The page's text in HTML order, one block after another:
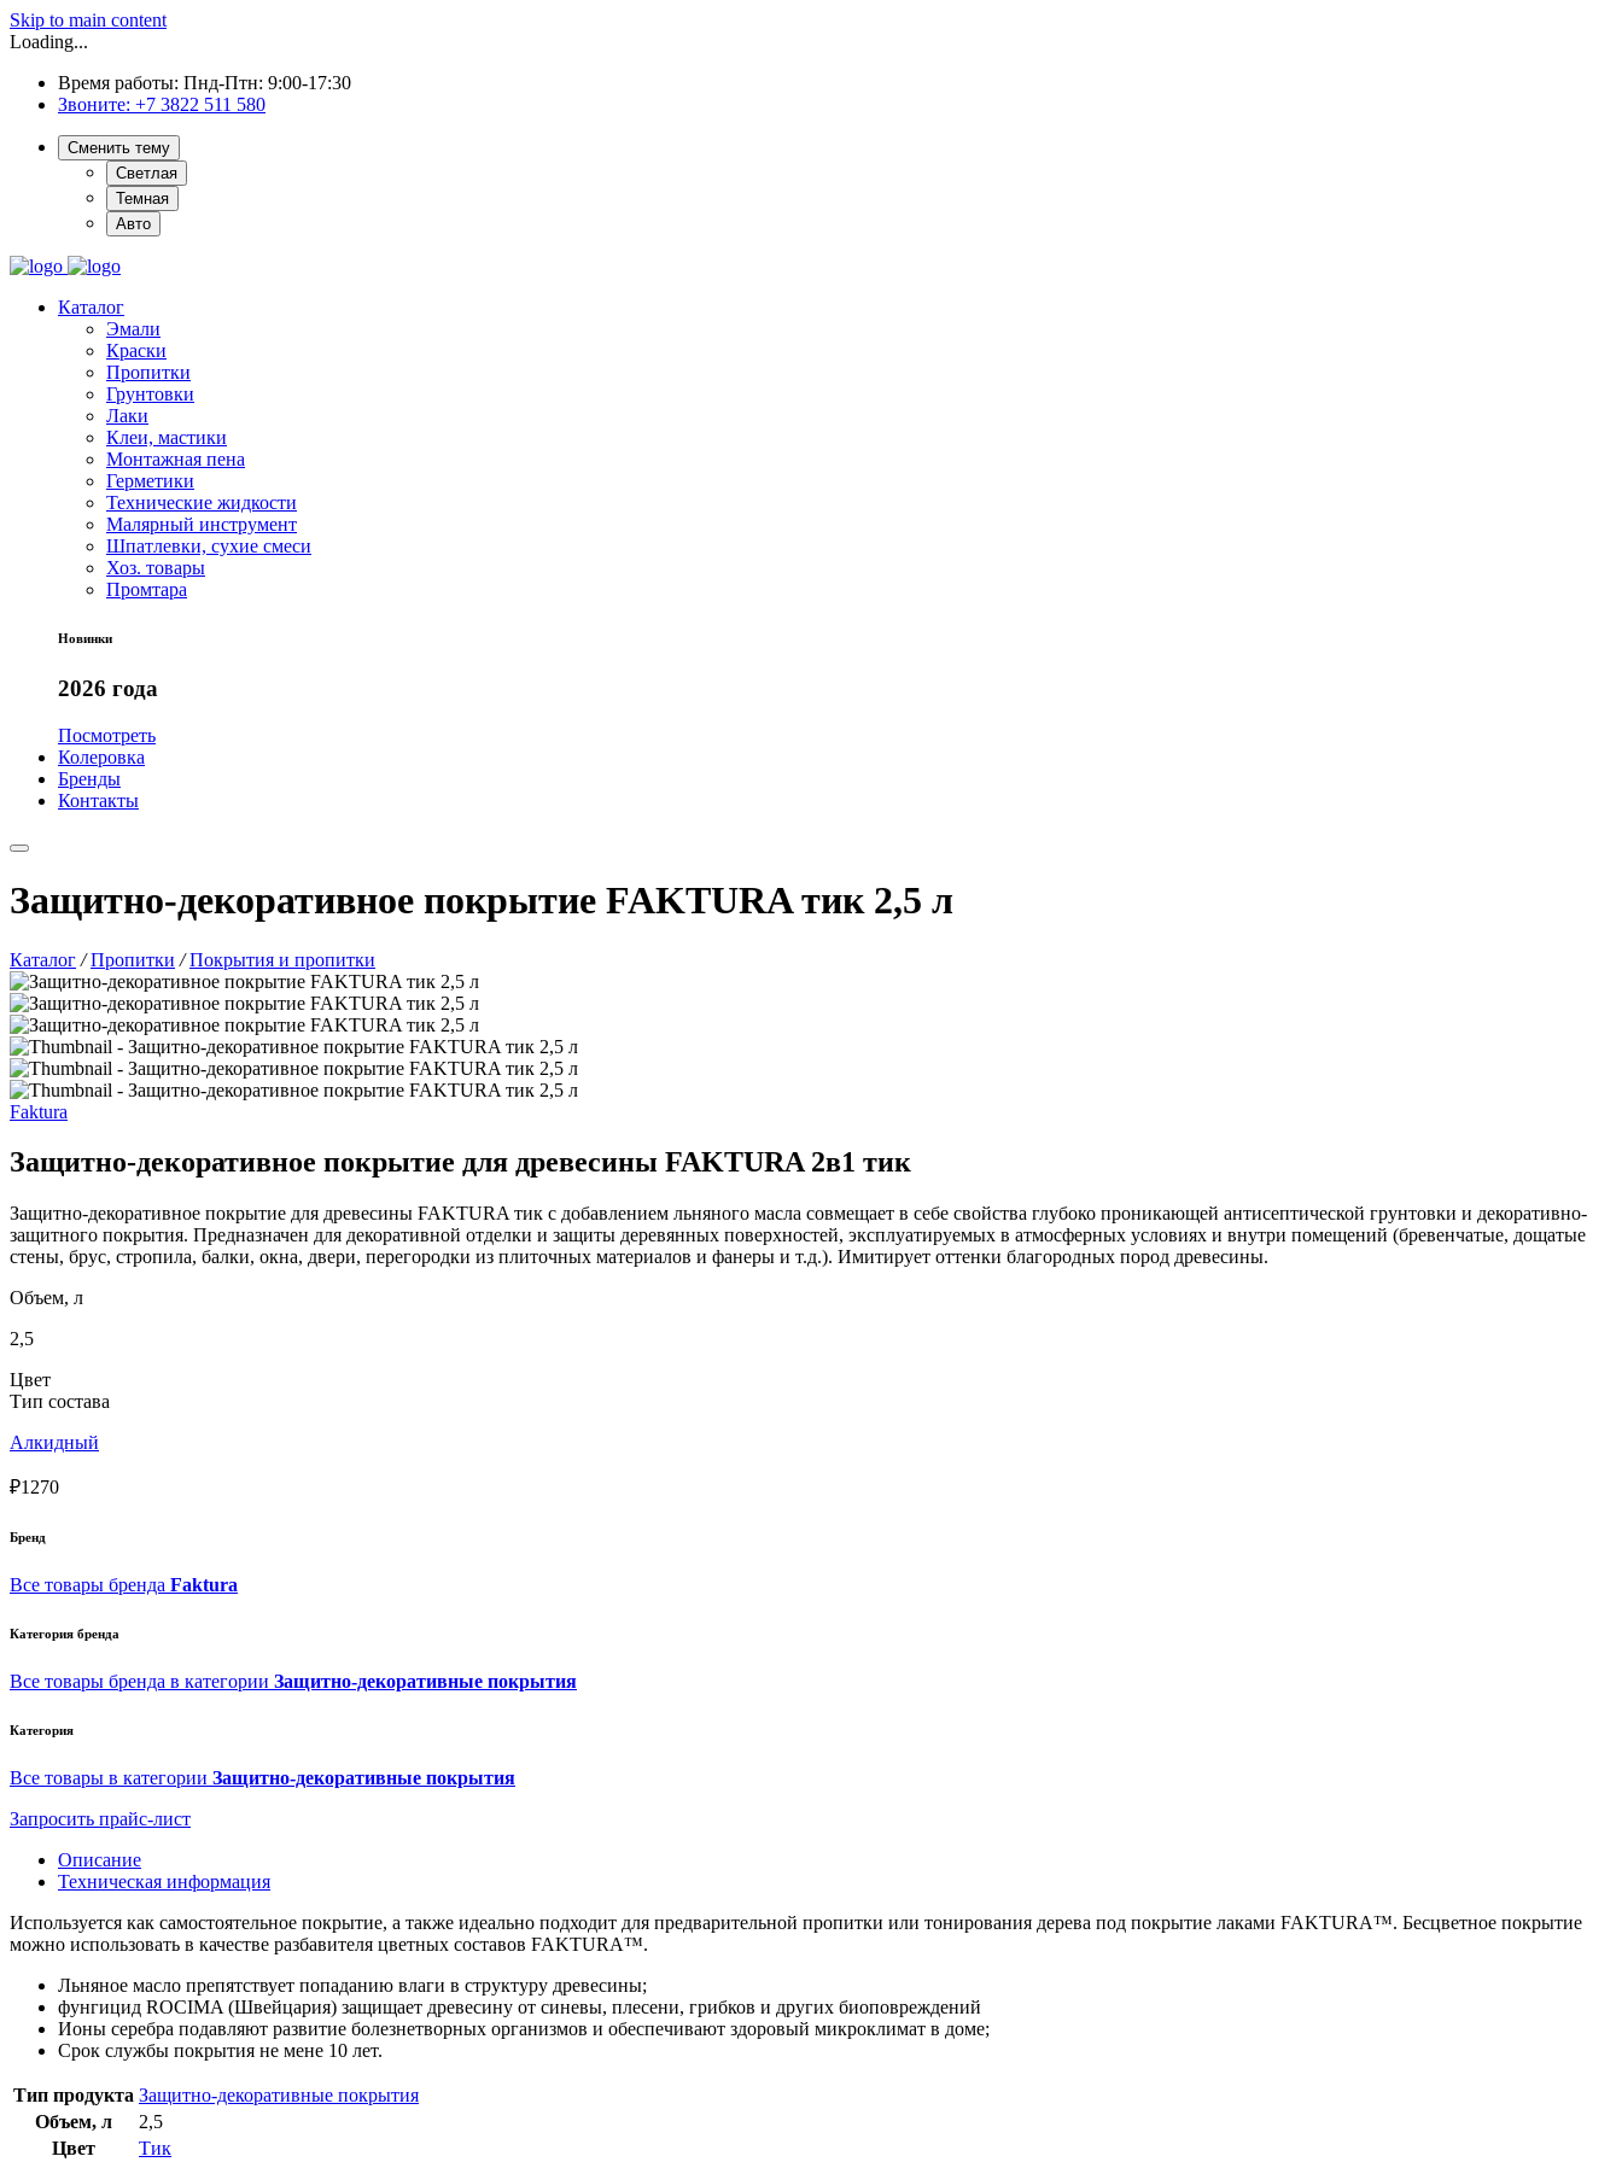
Skip to main content
Loading...
Время работы: Пнд-Птн: 9:00-17:30
Звоните: +7 3822 511 580
Сменить тему
Светлая
Темная
Авто
Каталог
Эмали
Краски
Пропитки
Грунтовки
Лаки
Клеи, мастики
Монтажная пена
Герметики
Технические жидкости
Малярный инструмент
Шпатлевки, сухие смеси
Хоз. товары
Промтара
Новинки
2026 года
Посмотреть
Колеровка
Бренды
Контакты
Защитно-декоративное покрытие FAKTURA тик 2,5 л
Каталог / Пропитки / Покрытия и пропитки
Faktura
Защитно-декоративное покрытие для древесины FAKTURA 2в1 тик
Защитно-декоративное покрытие для древесины FAKTURA тик с добавлением льняного масла совмещает в себе свойства глубоко проникающей антисептической грунтовки и декоративно-
защитного покрытия. Предназначен для декоративной отделки и защиты деревянных поверхностей, эксплуатируемых в атмосферных условиях и внутри помещений (бревенчатые, дощатые
стены, брус, стропила, балки, окна, двери, перегородки из плиточных материалов и фанеры и т.д.). Имитирует оттенки благородных пород древесины.
Объем, л
2,5
Цвет
Тип состава
Алкидный
₽1270
Бренд
Все товары бренда Faktura
Категория бренда
Все товары бренда в категории Защитно-декоративные покрытия
Категория
Все товары в категории Защитно-декоративные покрытия
Запросить прайс-лист
Описание
Техническая информация
Используется как самостоятельное покрытие, а также идеально подходит для предварительной пропитки или тонирования дерева под покрытие лаками FAKTURA™. Бесцветное покрытие
можно использовать в качестве разбавителя цветных составов FAKTURA™.
Льняное масло препятствует попаданию влаги в структуру древесины;
фунгицид ROCIMA (Швейцария) защищает древесину от синевы, плесени, грибков и других биоповреждений
Ионы серебра подавляют развитие болезнетворных организмов и обеспечивают здоровый микроклимат в доме;
Срок службы покрытия не мене 10 лет.
Тип продукта Защитно-декоративные покрытия
Объем, л
2,5
Цвет
Тик